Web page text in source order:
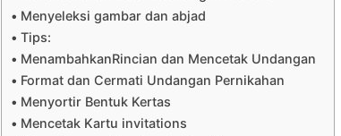
Menyeleksi gambar dan abjad
Tips:
MenambahkanRincian dan Mencetak Undangan
Format dan Cermati Undangan Pernikahan
Menyortir Bentuk Kertas
Mencetak Kartu invitations